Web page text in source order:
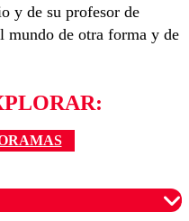
y de su profesor de
mundo de otra forma y de